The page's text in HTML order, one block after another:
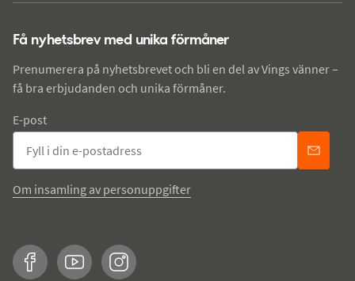
Få nyhetsbrev med unika förmåner
Prenumerera på nyhetsbrevet och bli en del av Vings vänner –
få bra erbjudanden och unika förmåner.
E-post
Om insamling av personuppgifter
FacebookYouTubeInstagram